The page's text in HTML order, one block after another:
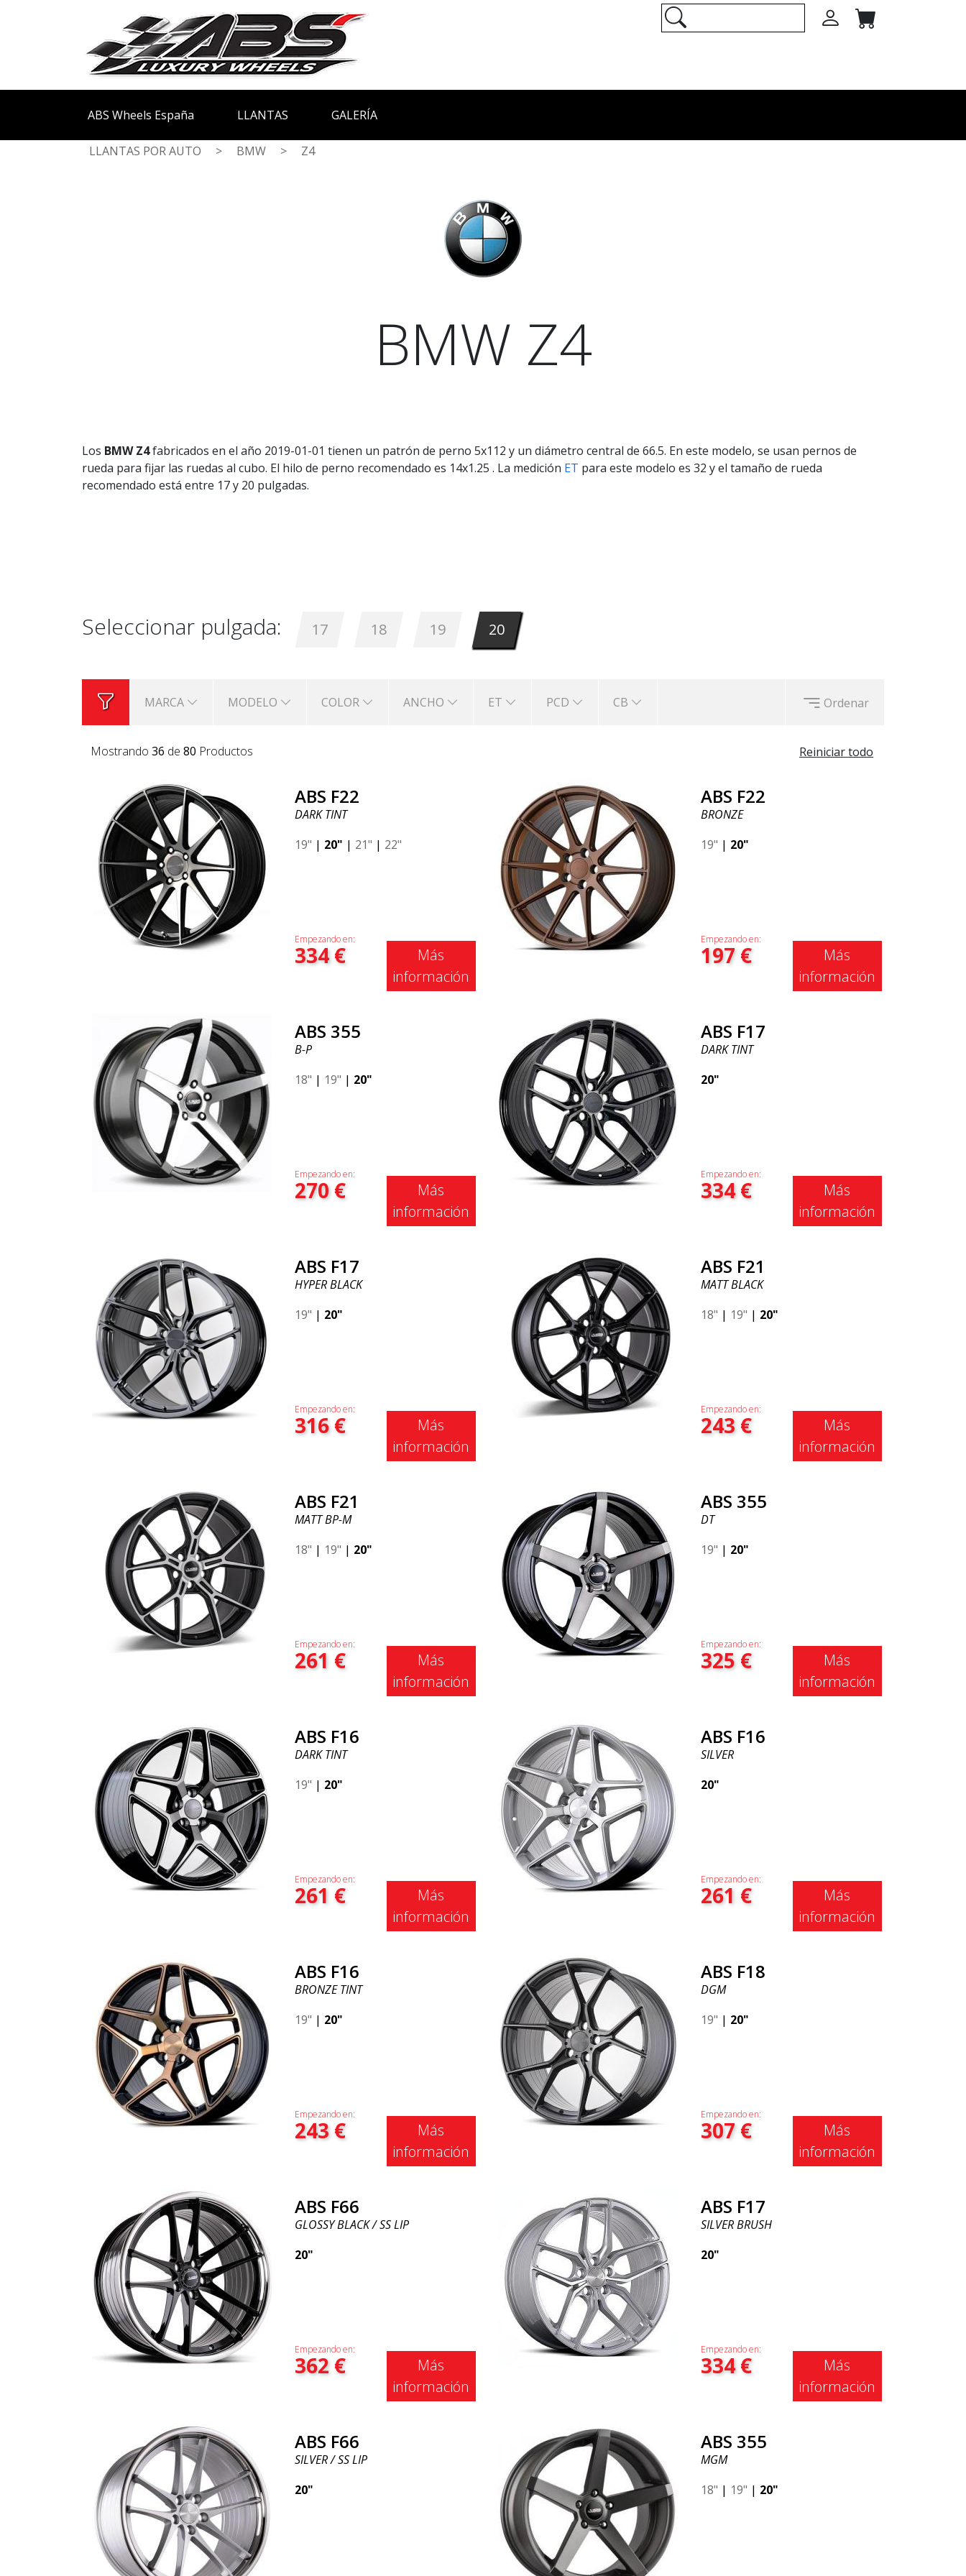
ABS Wheels España LLANTAS GALERÍA
LLANTAS POR AUTO > BMW > Z4
BMW Z4
Los BMW Z4fabricados en el año 2019-01-01 tienen un patrón de perno 5x112 y un diámetro central de 66.5. En este modelo, se usan pernos de
rueda para fijar las ruedas al cubo. El hilo de perno recomendado es 14x1.25 . La medición ET para este modelo es 32 y el tamaño de rueda
recomendado está entre 17 y 20 pulgadas.
Seleccionar pulgada: 17 18 19 20
MARCA MODELO COLOR ANCHO ET PCD CB Ordenar
Reiniciar todo
Mostrando 36 de 80 Productos
ABS F22
DARK TINT
19" | 20" | 21" | 22"
Empezando en:
334€
Más
información
ABS F22
BRONZE
19" | 20"
Empezando en:
197€
Más
información
ABS 355
B-P
18" | 19" | 20"
Empezando en:
270€
Más
información
ABS F17
DARK TINT
20"
Empezando en:
334€
Más
información
ABS F17
HYPER BLACK
19" | 20"
Empezando en:
316€
Más
información
ABS F21
MATT BLACK
18" | 19" | 20"
Empezando en:
243€
Más
información
ABS F21
MATT BP-M
18" | 19" | 20"
Empezando en:
261 €
Más
información
ABS 355
DT
19" | 20"
Empezando en:
325€
Más
información
ABS F16
DARK TINT
19" | 20"
Empezando en:
261 €
Más
información
ABS F16
SILVER
20"
Empezando en:
261 €
Más
información
ABS F16
BRONZE TINT
19" | 20"
Empezando en:
243€
Más
información
ABS F18
DGM
19" | 20"
Empezando en:
307€
Más
información
ABS F66
GLOSSY BLACK / SS LIP
20"
Empezando en:
362€
Más
información
ABS F17
SILVER BRUSH
20"
Empezando en:
334€
Más
información
ABS F66
SILVER / SS LIP
20"
ABS 355
MGM
18" | 19" | 20"